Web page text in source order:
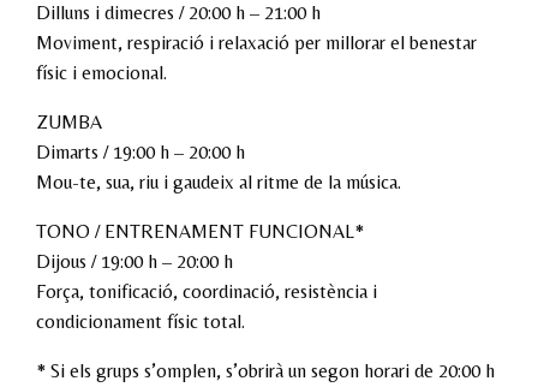
Dilluns i dimecres / 20:00 h – 21:00 h
Moviment, respiració i relaxació per millorar el benestar
físic i emocional.
ZUMBA
Dimarts / 19:00 h – 20:00 h
Mou-te, sua, riu i gaudeix al ritme de la música.
TONO / ENTRENAMENT FUNCIONAL*
Dijous / 19:00 h – 20:00 h
Força, tonificació, coordinació, resistència i
condicionament físic total.
* Si els grups s’omplen, s’obrirà un segon horari de 20:00 h